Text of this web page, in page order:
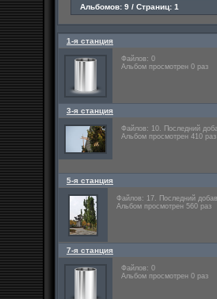
Альбомов: 9 / Страниц: 1
1-я станция
Файлов: 0
Альбом просмотрен 0 раз
3-я станция
Файлов: 10. Последний
Альбом просмотрен 410 раз
5-я станция
Файлов: 17. Последний
Альбом просмотрен 560 раз
7-я станция
Файлов: 0
Альбом просмотрен 0 раз